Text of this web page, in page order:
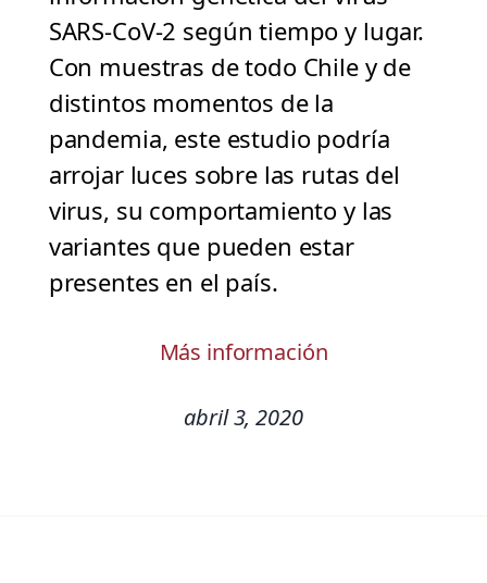
SARS-CoV-2 según tiempo y lugar.
Con muestras de todo Chile y de
distintos momentos de la
pandemia, este estudio podría
arrojar luces sobre las rutas del
virus, su comportamiento y las
variantes que pueden estar
presentes en el país.
Más información
abril 3, 2020